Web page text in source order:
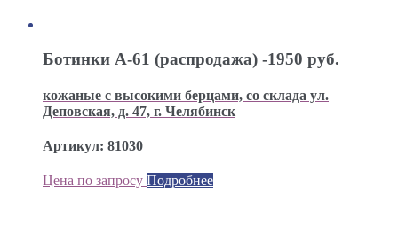
Ботинки А-61 (распродажа) -1950 руб.
кожаные с высокими берцами, со склада ул.
Деповская, д. 47, г. Челябинск
Артикул: 81030
Цена по запросу Подробнее